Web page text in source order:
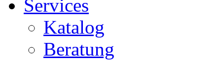
Services
Katalog
Beratung